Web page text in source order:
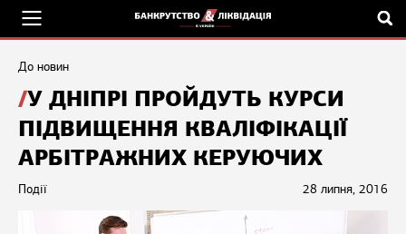
До новин
У ДНІПРІ ПРОЙДУТЬ КУРСИ
ПІДВИЩЕННЯ КВАЛІФІКАЦІЇ
АРБІТРАЖНИХ КЕРУЮЧИХ
28 липня, 2016
Події